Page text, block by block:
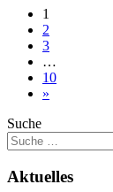
1
2
3
…
10
»
Suche
Aktuelles